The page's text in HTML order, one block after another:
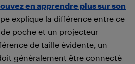
en apprendre plus sur son
explique la différence entre ce
poche et un projecteur
de taille évidente, un
généralement être connecté